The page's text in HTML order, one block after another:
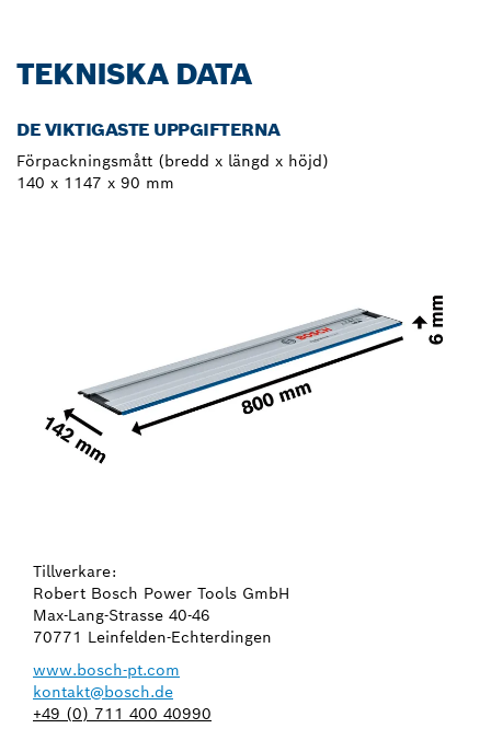
TEKNISKA DATA
DE VIKTIGASTE UPPGIFTERNA
Förpackningsmått (bredd x längd x höjd)
140 x 1147 x 90 mm
Tillverkare:
Robert Bosch Power Tools GmbH
Max-Lang-Strasse 40-46
70771 Leinfelden-Echterdingen
www.bosch-pt.com
kontakt@bosch.de
+49 (0) 711 400 40990